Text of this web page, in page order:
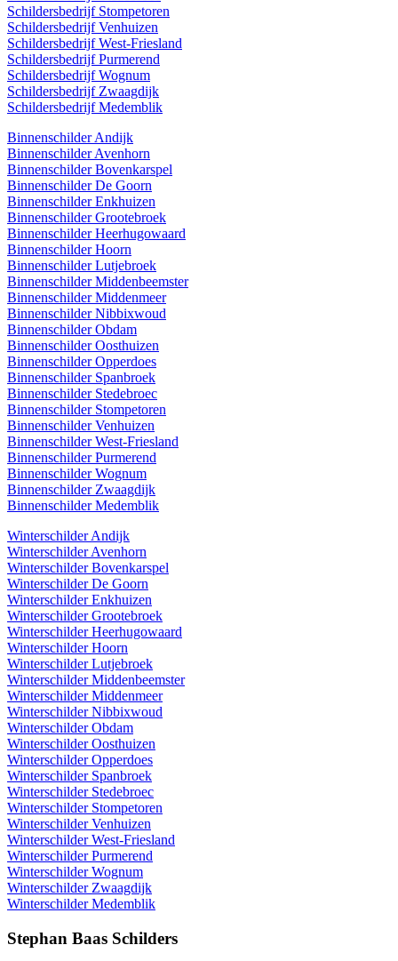
Schildersbedrijf Stompetoren
Schildersbedrijf Venhuizen
Schildersbedrijf West-Friesland
Schildersbedrijf Purmerend
Schildersbedrijf Wognum
Schildersbedrijf Zwaagdijk
Schildersbedrijf Medemblik
Binnenschilder Andijk
Binnenschilder Avenhorn
Binnenschilder Bovenkarspel
Binnenschilder De Goorn
Binnenschilder Enkhuizen
Binnenschilder Grootebroek
Binnenschilder Heerhugowaard
Binnenschilder Hoorn
Binnenschilder Lutjebroek
Binnenschilder Middenbeemster
Binnenschilder Middenmeer
Binnenschilder Nibbixwoud
Binnenschilder Obdam
Binnenschilder Oosthuizen
Binnenschilder Opperdoes
Binnenschilder Spanbroek
Binnenschilder Stedebroec
Binnenschilder Stompetoren
Binnenschilder Venhuizen
Binnenschilder West-Friesland
Binnenschilder Purmerend
Binnenschilder Wognum
Binnenschilder Zwaagdijk
Binnenschilder Medemblik
Winterschilder Andijk
Winterschilder Avenhorn
Winterschilder Bovenkarspel
Winterschilder De Goorn
Winterschilder Enkhuizen
Winterschilder Grootebroek
Winterschilder Heerhugowaard
Winterschilder Hoorn
Winterschilder Lutjebroek
Winterschilder Middenbeemster
Winterschilder Middenmeer
Winterschilder Nibbixwoud
Winterschilder Obdam
Winterschilder Oosthuizen
Winterschilder Opperdoes
Winterschilder Spanbroek
Winterschilder Stedebroec
Winterschilder Stompetoren
Winterschilder Venhuizen
Winterschilder West-Friesland
Winterschilder Purmerend
Winterschilder Wognum
Winterschilder Zwaagdijk
Winterschilder Medemblik
Stephan Baas Schilders